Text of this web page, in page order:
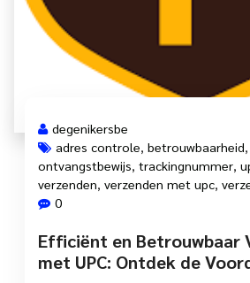
degenikersbe
adres controle, betrouwbaarheid,
ontvangstbewijs, trackingnummer,
verzenden, verzenden met upc,
0
Efficiënt en Betrouwbaar
met UPC: Ontdek de